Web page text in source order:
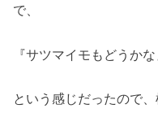
で、
『サツマイモもどうかな
という感じだったので